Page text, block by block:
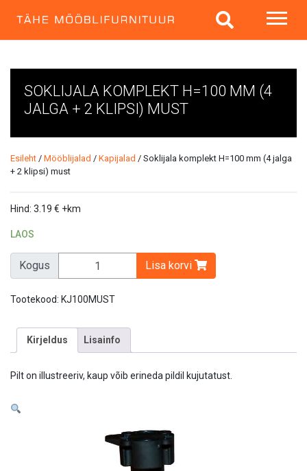
SOKLIJALA KOMPLEKT H=100 MM (4
JALGA + 2 KLIPSI) MUST
Esileht / Mööblijalad / Kapijalad / Soklijala komplekt H=100 mm (4 jalga
+ 2 klipsi) must
Hind: 3.19 € +km
LAOS
Kogus Lisa korvi
Tootekood: KJ100MUST
Kirjeldus Lisainfo
Pilt on illustreeriv, kaup võib erineda pildil kujutatust.